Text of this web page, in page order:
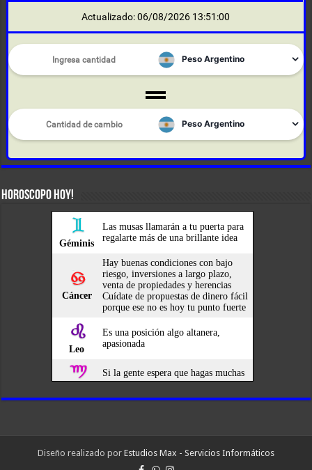
Actualizado: 06/08/2026 13:51:00
HOROSCOPO HOY!
Diseño realizado por Estudios Max - Servicios Informáticos